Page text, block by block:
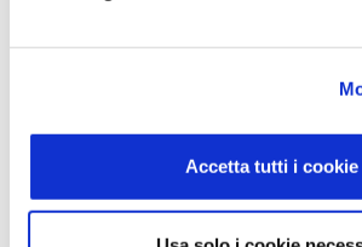
Accetta tutti i cookie
fidelizzazione mediante iniziative
social responsibility”.